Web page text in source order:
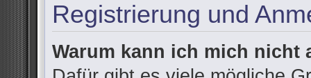
Registrierung und
Warum kann ich mich nicht